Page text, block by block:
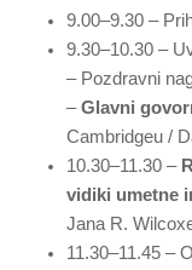
9.00–9.30 –
9.30–10.30 –
– Pozdravni
–Glavni
Cambridgeu /
10.30–11.30 –
vidiki umetne
Jana R.
11.30–11.45 –